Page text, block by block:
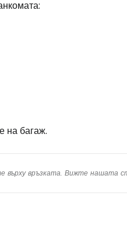
на багаж.
върху връзката. Вижте нашата